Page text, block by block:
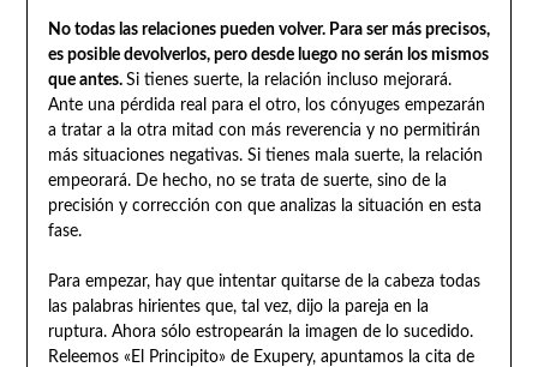
No todas las relaciones pueden volver. Para ser más precisos,
es posible devolverlos, pero desde luego no serán los mismos
que antes. Si tienes suerte, la relación incluso mejorará.
Ante una pérdida real para el otro, los cónyuges empezarán
a tratar a la otra mitad con más reverencia y no permitirán
más situaciones negativas. Si tienes mala suerte, la relación
empeorará. De hecho, no se trata de suerte, sino de la
precisión y corrección con que analizas la situación en esta
fase.
Para empezar, hay que intentar quitarse de la cabeza todas
las palabras hirientes que, tal vez, dijo la pareja en la
ruptura. Ahora sólo estropearán la imagen de lo sucedido.
Releemos «El Principito» de Exupery, apuntamos la cita de